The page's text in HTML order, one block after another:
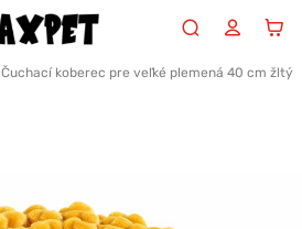
Čuchací koberec pre veľké plemená 40 cm žltý